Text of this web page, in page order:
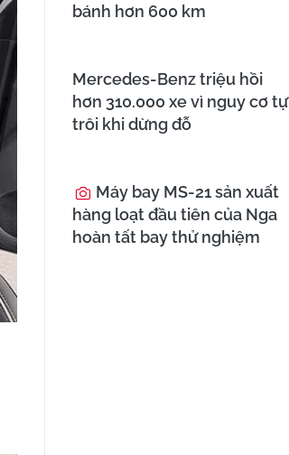
bánh hơn 600 km
Mercedes-Benz triệu hồi
hơn 310.000 xe vì nguy cơ tự
trôi khi dừng đỗ
Máy bay MS-21 sản xuất
hàng loạt đầu tiên của Nga
hoàn tất bay thử nghiệm